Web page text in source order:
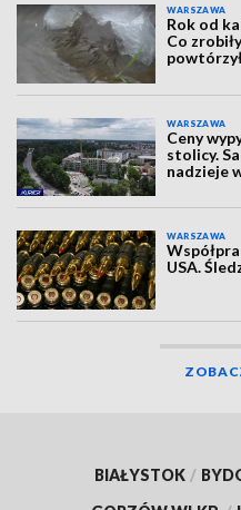
WARSZAWA
Rok od
Co
WARSZAWA
Ceny
stolicy.
nadzieje
WARSZAWA
USA.
BIAŁYSTOK /